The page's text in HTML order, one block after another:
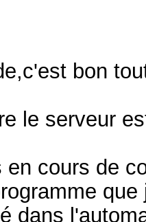
bon
le serveur
en cours de
dans